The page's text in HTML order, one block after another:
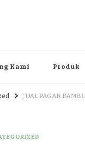
Kami Produk
JUAL PAGAR